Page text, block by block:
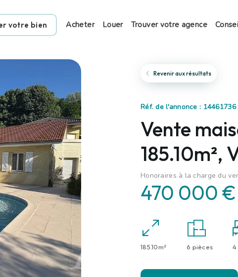
votre bien Acheter Louer Trouver votre agence
Revenir aux résultats
Réf. de l'annonce :
Vente
185.10m²,
Honoraires à la charge du
470 000 €
185.10m² 6 pièces 4